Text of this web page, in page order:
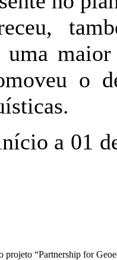
o
a 01
“Partnership for